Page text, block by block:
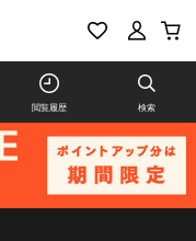
閲覧履歴 検索